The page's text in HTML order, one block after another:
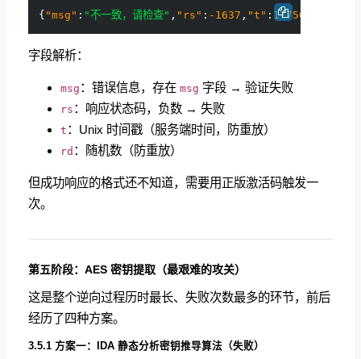
{"msg" : "不一致，请检查" , "rs" : -1637 , "t" : 1775072039
字段解析：
msg：错误信息，存在 msg 字段 → 验证失败
rs：响应状态码，负数 → 失败
t：Unix 时间戳（服务端时间，防重放）
rd ：随机数（防重放）
但成功响应的格式还不知道，需要用正版激活码触发一
次。
第五阶段：AES 密钥提取（最艰难的攻关）
这是整个逆向过程历时最长、失败次数最多的环节，前后
经历了四种方案。
3.5.1 方案一：IDA 静态分析密钥推导算法（失败）